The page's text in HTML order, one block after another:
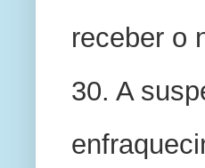
receber o
30. A